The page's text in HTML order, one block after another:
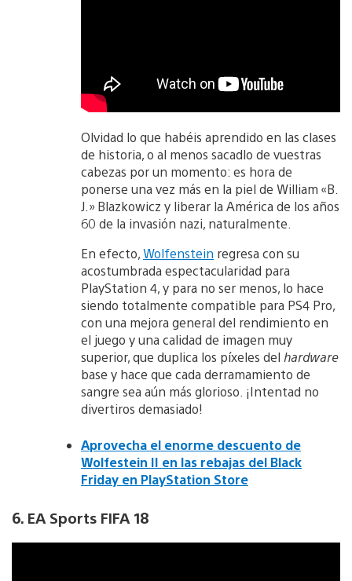
Olvidad lo que habéis aprendido en las clases
de historia, o al menos sacadlo de vuestras
cabezas por un momento: es hora de
ponerse una vez más en la piel de William «B.
J.» Blazkowicz y liberar la América de los años
60 de la invasión nazi, naturalmente.
En efecto,Wolfenstein regresa con su
acostumbrada espectacularidad para
PlayStation 4, y para no ser menos, lo hace
siendo totalmente compatible para PS4 Pro,
con una mejora general del rendimiento en
el juego y una calidad de imagen muy
superior, que duplica los píxeles del hardware
base y hace que cada derramamiento de
sangre sea aún más glorioso. ¡Intentad no
divertiros demasiado!
Aprovecha el enorme descuento de
Wolfestein II en las rebajas del Black
Friday en PlayStation Store
6. EA Sports FIFA 18